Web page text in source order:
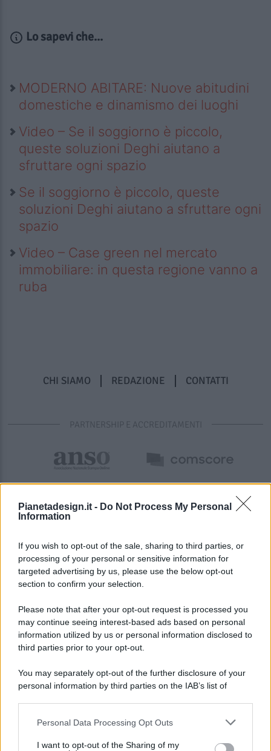
Pianetadesign.it - Do Not Process My Personal
Information
If you wish to opt-out of the sale, sharing to third parties, or
processing of your personal or sensitive information for
targeted advertising by us, please use the below opt-out
section to confirm your selection.
Please note that after your opt-out request is processed you
may continue seeing interest-based ads based on personal
information utilized by us or personal information disclosed to
third parties prior to your opt-out.
You may separately opt-out of the further disclosure of your
personal information by third parties on the IAB’s list of
This information may also be disclosed by us to third parties
Personal Data Processing Opt Outs
I want to opt-out of the Sharing of my
Lo sapevi che...
MODERNO ABITARE: Nuove abitudini
domestiche e dinamismo dei luoghi
Video – Se il soggiorno è piccolo,
queste soluzioni Deghi aiutano a
sfruttare ogni spazio
Se il soggiorno è piccolo, queste
soluzioni Deghi aiutano a sfruttare ogni
spazio
Video – Case green nel mercato
immobiliare: in questa regione vanno a
ruba
CHI SIAMO REDAZIONE CONTATTI
PARTNERSHIP E ACCREDITAMENTI
© 2026 - Pianeta Design - P.IVA 04827280654 - Testata
Registrata Al Tribunale Di Nocera Inferiore N. 8/2020 - RG N.
ISCRIZIONE AL ROC N. 35792 – ISCRITTA ALL’ANSO
(ASSOCIAZIONE NAZIONALE STAMPA ONLINE)
PREFERENZE PRIVACY